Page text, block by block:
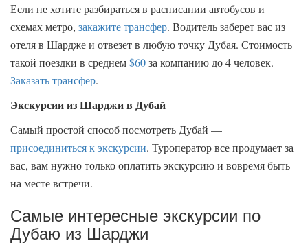
Если не хотите разбираться в расписании автобусов и
схемах метро, закажите трансфер. Водитель заберет вас из
отеля в Шардже и отвезет в любую точку Дубая. Стоимость
такой поездки в среднем$60за компанию до 4 человек.
Заказать трансфер.
Экскурсии из Шарджи в Дубай
Самый простой способ посмотреть Дубай —
присоединиться к экскурсии. Туроператор все продумает за
вас, вам нужно только оплатить экскурсию и вовремя быть
на месте встречи.
Самые интересные экскурсии по
Дубаю из Шарджи